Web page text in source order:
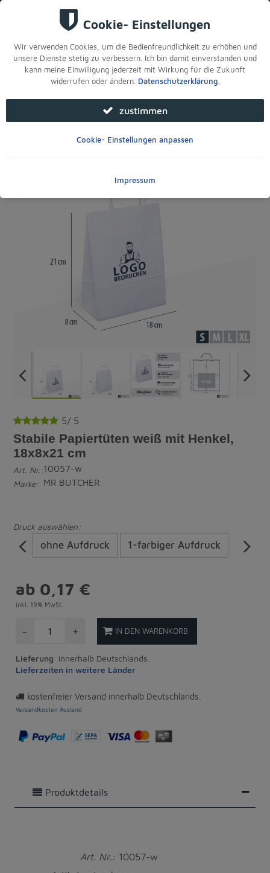
Sie sind hier:Startseite>Für Ihre Filiale>Tüten & Verpackung>
Stabile Papiertüten weiß mit Henkel, 18x8x21 cm
5/ 5
Stabile Papiertüten weiß mit Henkel,
18x8x21 cm
Art. Nr.:10057-w
Marke: MR BUTCHER
Druck auswählen:
ohne Aufdruck 1-farbiger Aufdruck
ab 0,17 €
inkl. 19% MwSt.
- + IN DEN WARENKORB
Lieferung innerhalb Deutschlands.
Lieferzeiten in weitere Länder
kostenfreier Versand innerhalb Deutschlands.
Versandkosten Ausland
Produktdetails
Art. Nr.: 10057-w